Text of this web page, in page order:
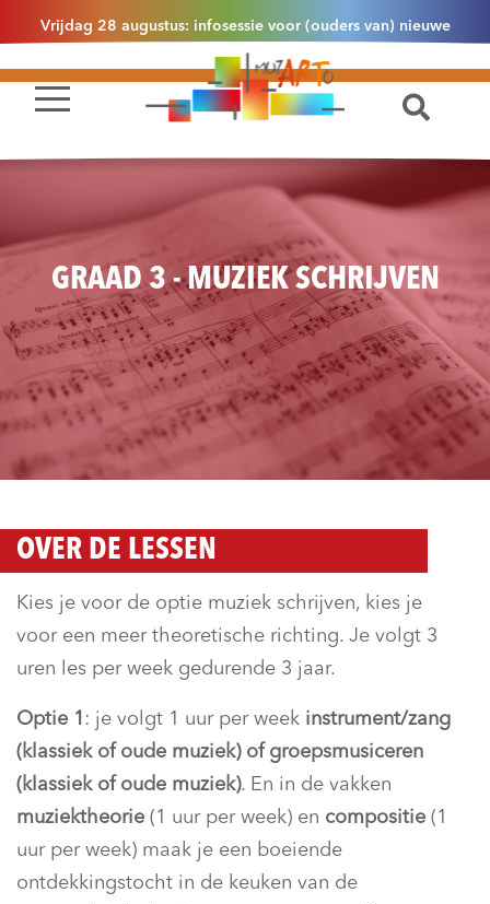
Vrijdag 28 augustus: infosessie voor (ouders van) nieuwe
leerlingen 2.1 om 13u30 in Essen
GRAAD 3 - MUZIEK SCHRIJVEN
OVER DE LESSEN
Kies je voor de optie muziek schrijven, kies je
voor een meer theoretische richting. Je volgt 3
uren les per week gedurende 3 jaar.
Optie 1 : je volgt 1 uur per week instrument/zang
(klassiek of oude muziek) of groepsmusiceren
(klassiek of oude muziek). En in de vakken
muziektheorie (1 uur per week) en compositie (1
uur per week) maak je een boeiende
ontdekkingstocht in de keuken van de